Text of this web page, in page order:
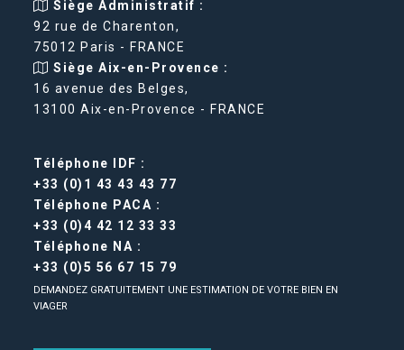
Siège Administratif :
92 rue de Charenton,
75012 Paris - FRANCE
Siège Aix-en-Provence :
16 avenue des Belges,
13100 Aix-en-Provence - FRANCE
Téléphone IDF :
+33 (0)1 43 43 43 77
Téléphone PACA :
+33 (0)4 42 12 33 33
Téléphone NA :
+33 (0)5 56 67 15 79
DEMANDEZ GRATUITEMENT UNE ESTIMATION DE VOTRE BIEN EN
VIAGER